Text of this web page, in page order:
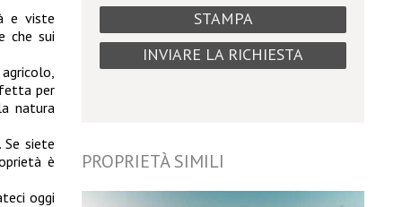
e viste
che sui
per
natura
siete
è
oggi
STAMPA
INVIARE LA RICHIESTA
PROPRIETÀ SIMILI